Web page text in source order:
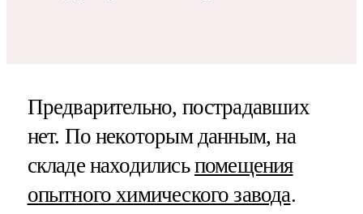
Предварительно, пострадавших
нет. По некоторым данным, на
складе находилисьпомещения
опытного химического завода.